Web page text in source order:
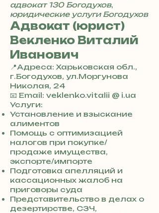
адвокат 130 Богодухов,
юридические услуги Богодухов
Адвокат (юрист)
Векленко Виталий
Иванович
📍Адреса: Харьковская обл.,
г.Богодухов, ул.Моргунова
Николая, 24
+
3
8
0
7
3
0
4
8
5
7
8
4
📧 Email: veklenko.vitalii @ i.ua
Услуги:
Установление и взыскание
алиментов
Помощь с оптимизацией
налогов при покупке/
продаже имущества,
экспорте/импорте
Подготовка апелляций и
кассационных жалоб на
приговоры суда
Представительство в делах о
дезертирстве, СЗЧ,